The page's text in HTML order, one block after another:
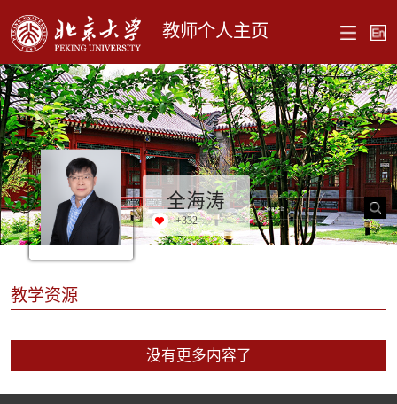
教师个人主页
全海涛
+332
教学资源
没有更多内容了